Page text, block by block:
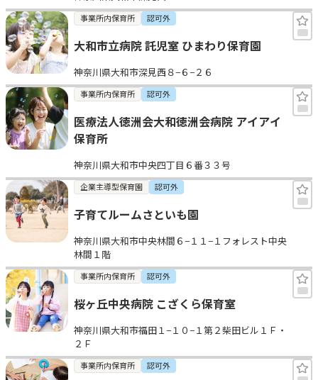
事業所内保育所 認可外
大和市立病院 託児室 ひまわり保育園
神奈川県大和市深見西８−６−２６
事業所内保育所 認可外
医療法人徳洲会大和徳洲会病院 アイアイ
保育所
神奈川県大和市中央四丁目６番３３号
企業主導型保育園 認可外
子育てルームさといも園
神奈川県大和市中央林間６−１１−１フォレスト中央
林間１階
事業所内保育所 認可外
桜ヶ丘中央病院 こざくら保育室
神奈川県大和市福田１−１０−１第２柴田ビル１Ｆ・
２Ｆ
事業所内保育所 認可外